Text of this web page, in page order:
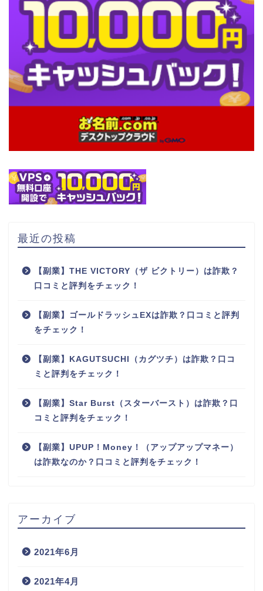
最近の投稿
【副業】THE VICTORY（ザ ビクトリー）は詐欺？
口コミと評判をチェック！
【副業】ゴールドラッシュEXは詐欺？口コミと評判
をチェック！
【副業】KAGUTSUCHI（カグツチ）は詐欺？口コ
ミと評判をチェック！
【副業】Star Burst（スターバースト）は詐欺？口
コミと評判をチェック！
【副業】UPUP！Money！（アップアップマネー）
は詐欺なのか？口コミと評判をチェック！
アーカイブ
2021年6月
2021年4月